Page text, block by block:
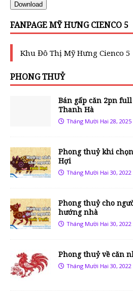
Download
FANPAGE MỸ HƯNG CIENCO 5
Khu Đô Thị Mỹ Hưng Cienco 5
PHONG THUỶ
Bán gấp căn 2pn
Thanh Hà
Tháng Mười Hai 28, 2025
Phong thuỷ khi
Hợi
Tháng Mười Hai 30, 2022
Phong thuỷ cho
hướng nhà
Tháng Mười Hai 30, 2022
Phong thuỷ về căn
Tháng Mười Hai 30, 2022